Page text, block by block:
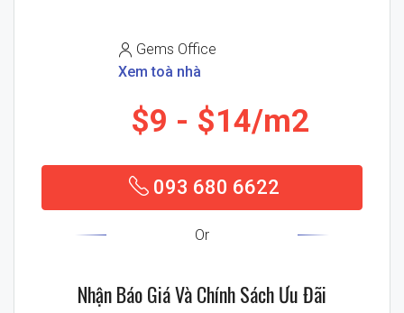
Gems Office
Xem toà nhà
$9 $14/m2
093 680 6622
Or
Nhận Báo Giá Và Chính Sách Ưu Đãi